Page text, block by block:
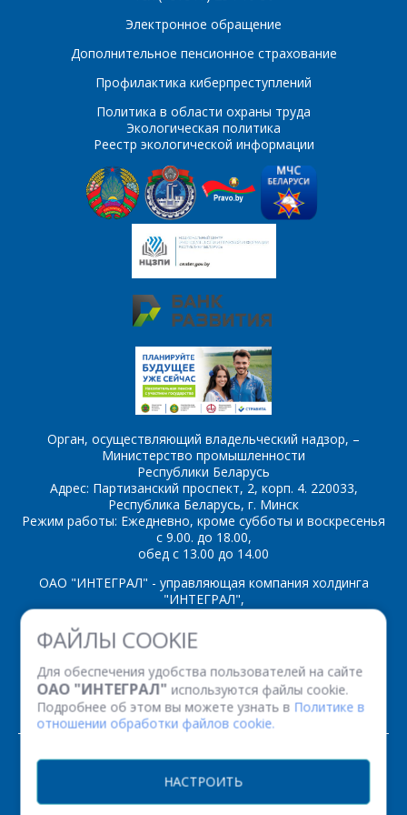
ФАЙЛЫ COOKIE
Для обеспечения удобства пользователей на сайте
ОАО "ИНТЕГРАЛ" используются файлы cookie.
Подробнее об этом вы можете узнать в Политике в
отношении обработки файлов cookie.
НАСТРОИТЬ
ПОИСК
Электронное обращение
Дополнительное пенсионное страхование
Профилактика киберпреступлений
Политика в области охраны труда
Экологическая политика
Реестр экологической информации
Орган, осуществляющий владельческий надзор, –
Министерство промышленности
Республики Беларусь
Адрес: Партизанский проспект, 2, корп. 4. 220033,
Республика Беларусь, г. Минск
Режим работы: Ежедневно, кроме субботы и воскресенья
с 9.00. до 18.00,
обед с 13.00 до 14.00
ОАО "ИНТЕГРАЛ" - управляющая компания холдинга
"ИНТЕГРАЛ",
ул. Казинца И.П., д.121А, комната 327, г. Минск, 220108,
Республика Беларусь
Факс: (+375 17) 338 12 94 УНП 100386629
Рег. номер 100386629 от 01.08.2013 г.
© 2026. Все права защищены.
E-mail*
Интересующий товар/
услуга, их количество
*
*- обязательные
E-mail
Интересующий товар/
услуга
Сообщение *
обработку
персональных данных*
*- обязательные
поля
ОТПРАВИТЬ